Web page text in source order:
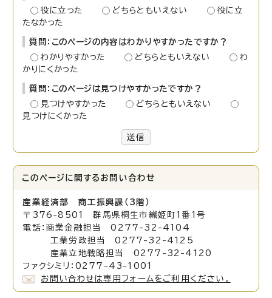
役に立った
どちらともいえない
役に立
たなかった
質問：このページの内容はわかりやすかったですか？
わかりやすかった
どちらともいえない
わ
かりにくかった
質問：このページは見つけやすかったですか？
見つけやすかった
どちらともいえない
見つけにくかった
送信
このページに関する お問い合わせ
産業経済部 商工振興課（3階）
〒376-8501 群馬県桐生市織姫町1番1号
電話：商業金融担当 0277-32-4104
工業労政担当 0277-32-4125
産業立地戦略担当 0277-32-4120
ファクシミリ：0277-43-1001
お問い合わせは専用フォームをご利用ください。